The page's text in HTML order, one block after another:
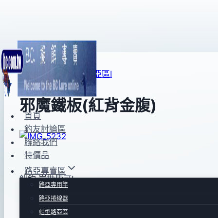
Skip
to
content
首頁
釣友討論區
聯絡我們
特價品
路亞專賣區
路亞專用竿
路亞捲線器
蛙型路亞區
路亞專賣區 鐵板路亞區Ⅰ
邪魔鐵板(紅背金腹)
Bybc
pro-
2013
年
月
船釣.岸拋皆可!
對象魚~白帶.煙仔虎.馬加剪.紅魽.鬼頭刀.鮪魚.土托.紅